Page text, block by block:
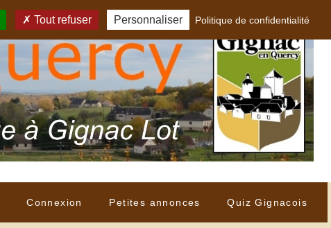
Connexion Petites annonces Quiz Gignacois
Tout refuser Personnaliser Politique de confidentialité